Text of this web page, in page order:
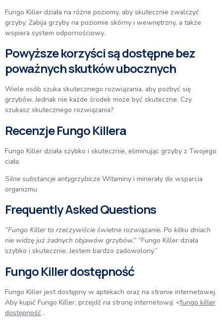
Fungo Killer działa na różne poziomy, aby skutecznie zwalczyć
grzyby. Zabija grzyby na poziomie skórny i wewnętrzny, a także
wspiera system odpornościowy.
Powyższe korzyści są dostępne bez
poważnych skutków ubocznych
Wiele osób szuka skutecznego rozwiązania, aby pozbyć się
grzybów. Jednak nie każde środek może być skuteczne. Czy
szukasz skutecznego rozwiązania?
Recenzje Fungo Killera
Fungo Killer działa szybko i skutecznie, eliminując grzyby z Twojego
ciała.
Silne substancje antygrzybicze Witaminy i minerały do wsparcia
organizmu
Frequently Asked Questions
“Fungo Killer to rzeczywiście świetne rozwiązanie. Po kilku dniach
nie widzę już żadnych objawów grzybów.” “Fungo Killer działa
szybko i skutecznie. Jestem bardzo zadowolony.”
Fungo Killer dostępność
Fungo Killer jest dostępny w aptekach oraz na stronie internetowej.
Aby kupić Fungo Killer, przejdź na stronę internetową: <fungo killer
dostępność .